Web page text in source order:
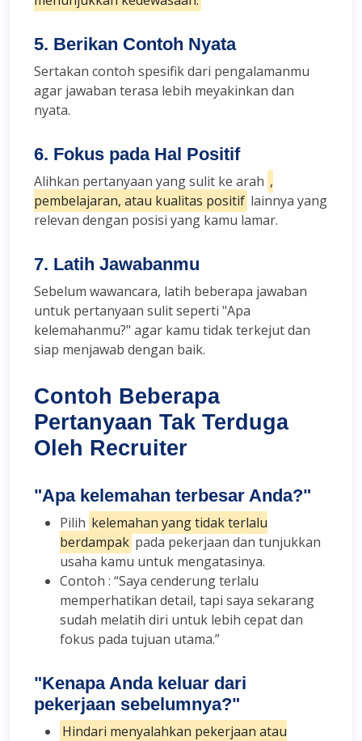
5. Berikan Contoh Nyata
Sertakan contoh spesifik dari pengalamanmu
agar jawaban terasa lebih meyakinkan dan
nyata.
6. Fokus pada Hal Positif
Alihkan pertanyaan yang sulit ke arah ,
pembelajaran, atau kualitas positif lainnya yang
relevan dengan posisi yang kamu lamar.
7. Latih Jawabanmu
Sebelum wawancara, latih beberapa jawaban
untuk pertanyaan sulit seperti "Apa
kelemahanmu?" agar kamu tidak terkejut dan
siap menjawab dengan baik.
Contoh Beberapa
Pertanyaan Tak Terduga
Oleh Recruiter
"Apa kelemahan terbesar Anda?"
Pilih kelemahan yang tidak terlalu
berdampak pada pekerjaan dan tunjukkan
usaha kamu untuk mengatasinya.
Contoh : “Saya cenderung terlalu
memperhatikan detail, tapi saya sekarang
sudah melatih diri untuk lebih cepat dan
fokus pada tujuan utama.”
"Kenapa Anda keluar dari
pekerjaan sebelumnya?"
Hindari menyalahkan pekerjaan atau